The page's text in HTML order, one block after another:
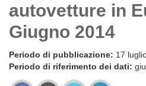
autovetture in
Giugno 2014
Periodo di pubblicazione: 17
Periodo di riferimento dei dati: